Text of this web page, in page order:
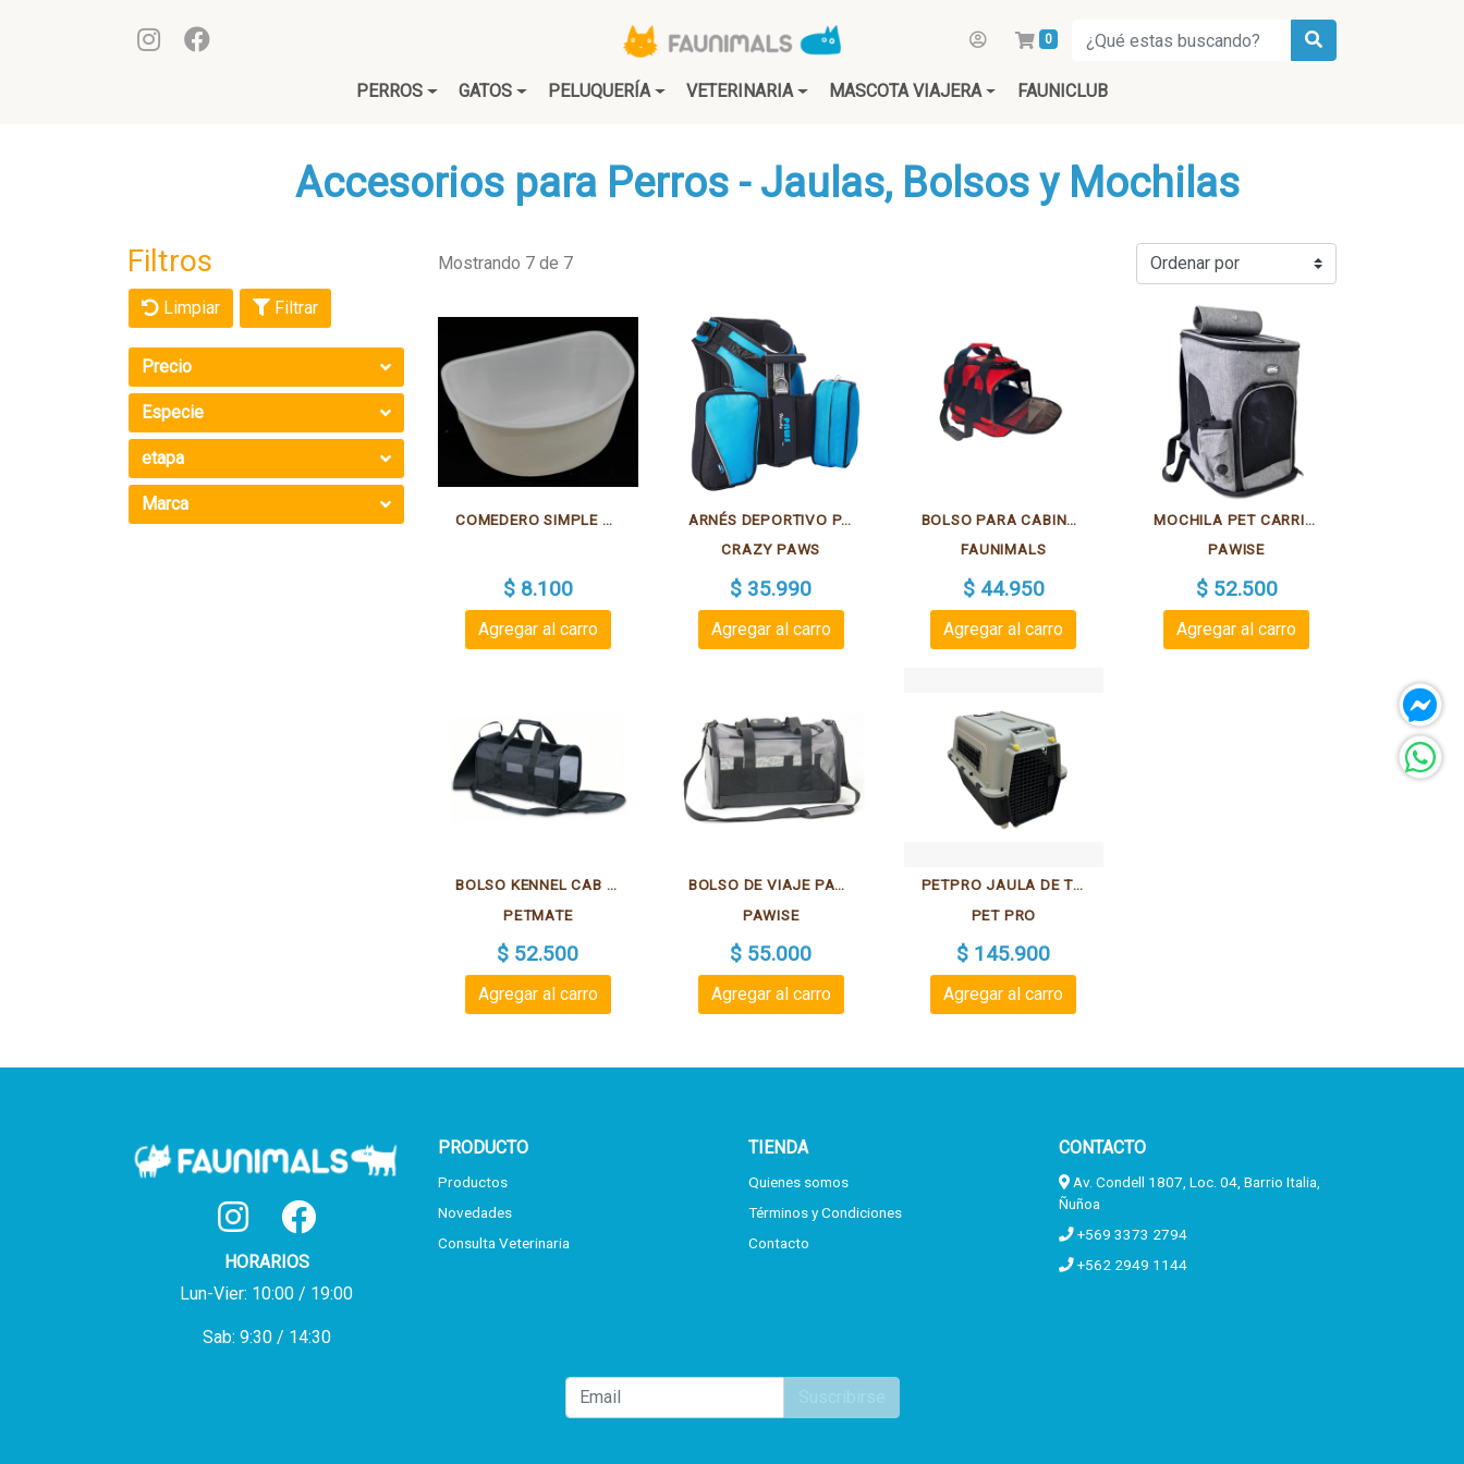
0
PERROS GATOS PELUQUERÍA VETERINARIA MASCOTA VIAJERA FAUNICLUB
Accesorios para Perros - Jaulas, Bolsos y Mochilas
Filtros
Limpiar Filtrar
Precio
Especie
etapa
Marca
Mostrando 7 de 7
COMEDERO SIMPLE PET PRO - CÓDIGO 2910
$ 8.100
Agregar al carro
ARNÉS DEPORTIVO PARA PERROS
CRAZY PAWS
$ 35.990
Agregar al carro
BOLSO PARA CABINA FAUNIMALS PARA PERRO Y GATO
FAUNIMALS
$ 44.950
Agregar al carro
MOCHILA PET CARRIER GRIS PARA GATOS Y PERROS PEQUEÑOS DE HASTA 7 KG.
PAWISE
$ 52.500
Agregar al carro
BOLSO KENNEL CAB SOFT SIDED NEGRO
PETMATE
$ 52.500
Agregar al carro
BOLSO DE VIAJE PAWISE PET CARRIER PARA MASCOTAS
PAWISE
$ 55.000
Agregar al carro
PETPRO JAULA DE TRANSPORTA IATA L
PET PRO
$ 145.900
Agregar al carro
HORARIOS
Lun-Vier: 10:00 / 19:00
Sab: 9:30 / 14:30
PRODUCTO
Productos
Novedades
Consulta Veterinaria
TIENDA
Quienes somos
Términos y Condiciones
Contacto
CONTACTO
Av. Condell 1807, Loc. 04, Barrio Italia,
Ñuñoa
+569 3373 2794
+562 2949 1144